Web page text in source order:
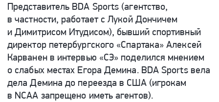
Представитель BDA Sports (агентство,
в частности, работает с Лукой Дончичем
и Димитрисом Итудисом), бывший спортивный
директор петербургского «Спартака» Алексей
Карванен в интервью «СЭ» поделился мнением
о слабых местах Егора Демина. BDA Sports вела
дела Демина до переезда в США (игрокам
в NCAA запрещено иметь агентов).